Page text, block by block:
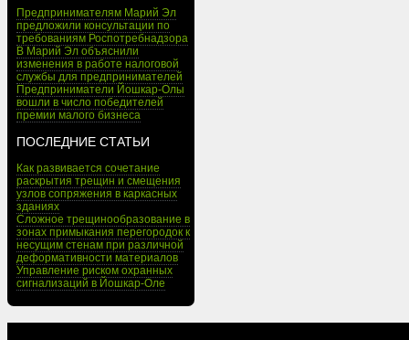
Предпринимателям Марий Эл
предложили консультации по
требованиям Роспотребнадзора
В Марий Эл объяснили
изменения в работе налоговой
службы для предпринимателей
Предприниматели Йошкар-Олы
вошли в число победителей
премии малого бизнеса
ПОСЛЕДНИЕ СТАТЬИ
Как развивается сочетание
раскрытия трещин и смещения
узлов сопряжения в каркасных
зданиях
Сложное трещинообразование в
зонах примыкания перегородок к
несущим стенам при различной
деформативности материалов
Управление риском охранных
сигнализаций в Йошкар-Оле